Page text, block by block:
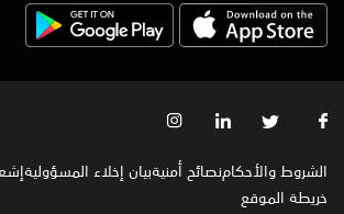
الشروط والأحكامنصائح أمنيةبيان إخلاء المسؤولية
خريطة الموقع